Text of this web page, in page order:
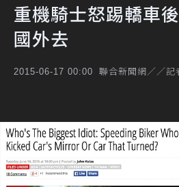
重機騎士怒踢轎車
國外去
2015-06-17 00:00 聯合新聞網／／